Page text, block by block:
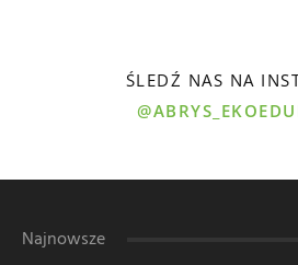
ŚLEDŹ NAS NA
Najnowsze